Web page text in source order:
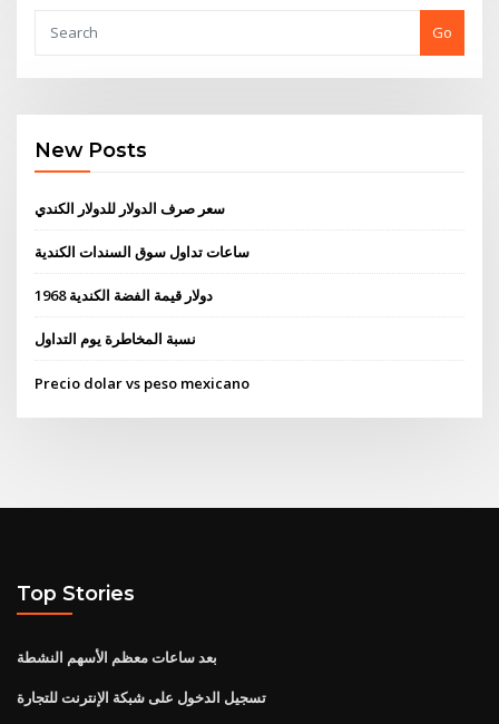
Go
New Posts
سعر صرف الدولار للدولار الكندي
ساعات تداول سوق السندات الكندية
1968 دولار قيمة الفضة الكندية
نسبة المخاطرة يوم التداول
Precio dolar vs peso mexicano
Top Stories
بعد ساعات معظم الأسهم النشطة
تسجيل الدخول على شبكة الإنترنت للتجارة